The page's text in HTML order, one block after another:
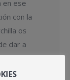
en ese
con la
os
dar a